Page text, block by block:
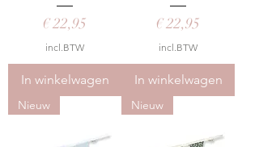
Prijs
€ 22,95
incl.BTW
In winkelwagen
Prijs
€ 22,95
incl.BTW
In winkelwagen
Nieuw Nieuw